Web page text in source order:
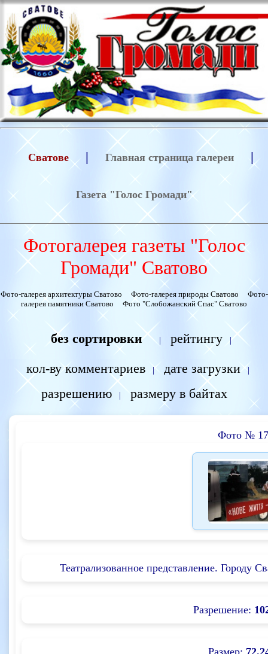
Сватове | Главная страница галереи |
Газета "Голос Громади"
Фотогалерея газеты "Голос
Громади" Сватово
Фото-галерея архитектуры Сватово Фото-галерея природы Сватово
Фото-
галерея памятники Сватово
Фото "Слобожанский Спас" Сватово
без сортировки | рейтингу |
кол-ву комментариев | дате загрузки |
разрешению | размеру в байтах
Фото №
Театрализованное представление. Городу
Разрешение:
Размер: